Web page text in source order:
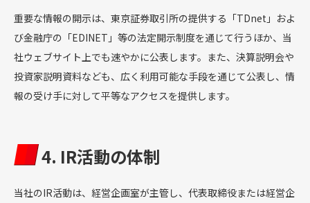
重要な情報の開示は、東京証券取引所の提供する「TDnet」およ
び金融庁の「EDINET」等の法定開示制度を通じて行うほか、当
社ウェブサイト上でも速やかに公表します。また、決算説明会や
投資家説明資料なども、広く利用可能な手段を通じて公表し、情
報の受け手に対して平等なアクセスを提供します。
4. IR活動の体制
当社のIR活動は、経営企画室が主管し、代表取締役または経営企